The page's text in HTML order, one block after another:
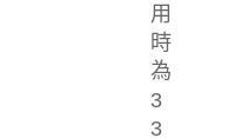
用
時
為
3
3